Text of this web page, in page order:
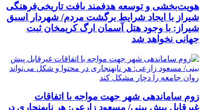
هویت‌بخشی و توسعه هدفمند بافت تاریخی‌فرهنگی
شیراز با ایجاد شرایط برگشت مردم/ شهردار اسبق
شیراز: با وجود هتل آسمان ارگ کریمخان ثبت
جهانی نخواهد شد
زوم ساماندهی شهر جهت مواجه با اتفاقات
غیرقابل پیش بینی/ مسعود زارعی: هر نابهنجاری در